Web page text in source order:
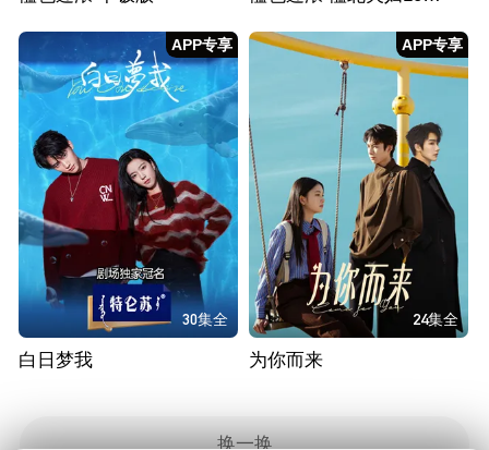
APP专享
30集全
白日梦我
APP专享
24集全
为你而来
换一换